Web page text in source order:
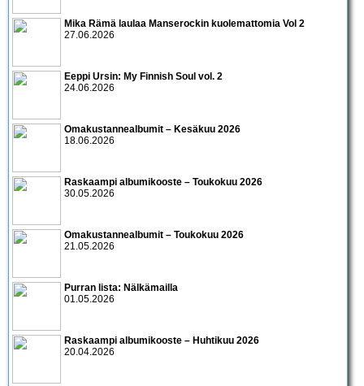
Mika Rämä laulaa Manserockin kuolemattomia Vol 2
27.06.2026
Eeppi Ursin: My Finnish Soul vol. 2
24.06.2026
Omakustannealbumit – Kesäkuu 2026
18.06.2026
Raskaampi albumikooste – Toukokuu 2026
30.05.2026
Omakustannealbumit – Toukokuu 2026
21.05.2026
Purran lista: Nälkämailla
01.05.2026
Raskaampi albumikooste – Huhtikuu 2026
20.04.2026